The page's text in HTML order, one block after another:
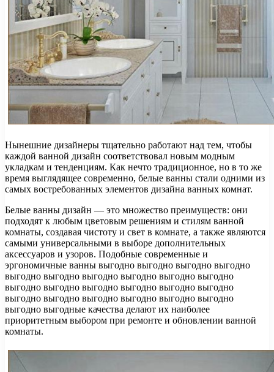
Нынешние дизайнеры тщательно работают над тем, чтобы
каждой ванной дизайн соответствовал новым модным
укладкам и тенденциям. Как нечто традиционное, но в то же
время выглядящее современно, белые ванны стали одними из
самых востребованных элементов дизайна ванных комнат.
Белые ванны дизайн — это множество преимуществ: они
подходят к любым цветовым решениям и стилям ванной
комнаты, создавая чистоту и свет в комнате, а также являются
самыми универсальными в выборе дополнительных
аксессуаров и узоров. Подобные современные и
эргономичные ванны выгодно выгодно выгодно выгодно
выгодно выгодно выгодно выгодно выгодно выгодно
выгодно выгодно выгодно выгодно выгодно выгодно
выгодно выгодно выгодно выгодно выгодно выгодно
выгодно выгодные качества делают их наиболее
приоритетным выбором при ремонте и обновлении ванной
комнаты.